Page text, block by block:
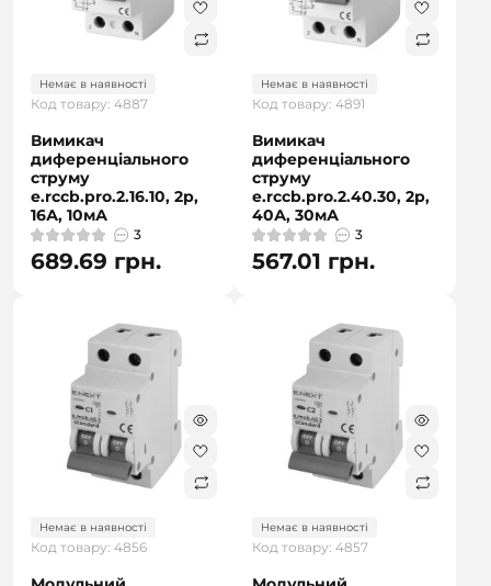
Немає в наявності
Код товару: 4887
Вимикач
диференціального
струму
e.rccb.pro.2.16.10, 2р,
16А, 10мА
3
689.69 грн.
Немає в наявності
Код товару: 4891
Вимикач
диференціального
струму
e.rccb.pro.2.40.30, 2р,
40А, 30мА
3
567.01 грн.
Немає в наявності
Код товару: 4856
Немає в наявності
Код товару: 4857